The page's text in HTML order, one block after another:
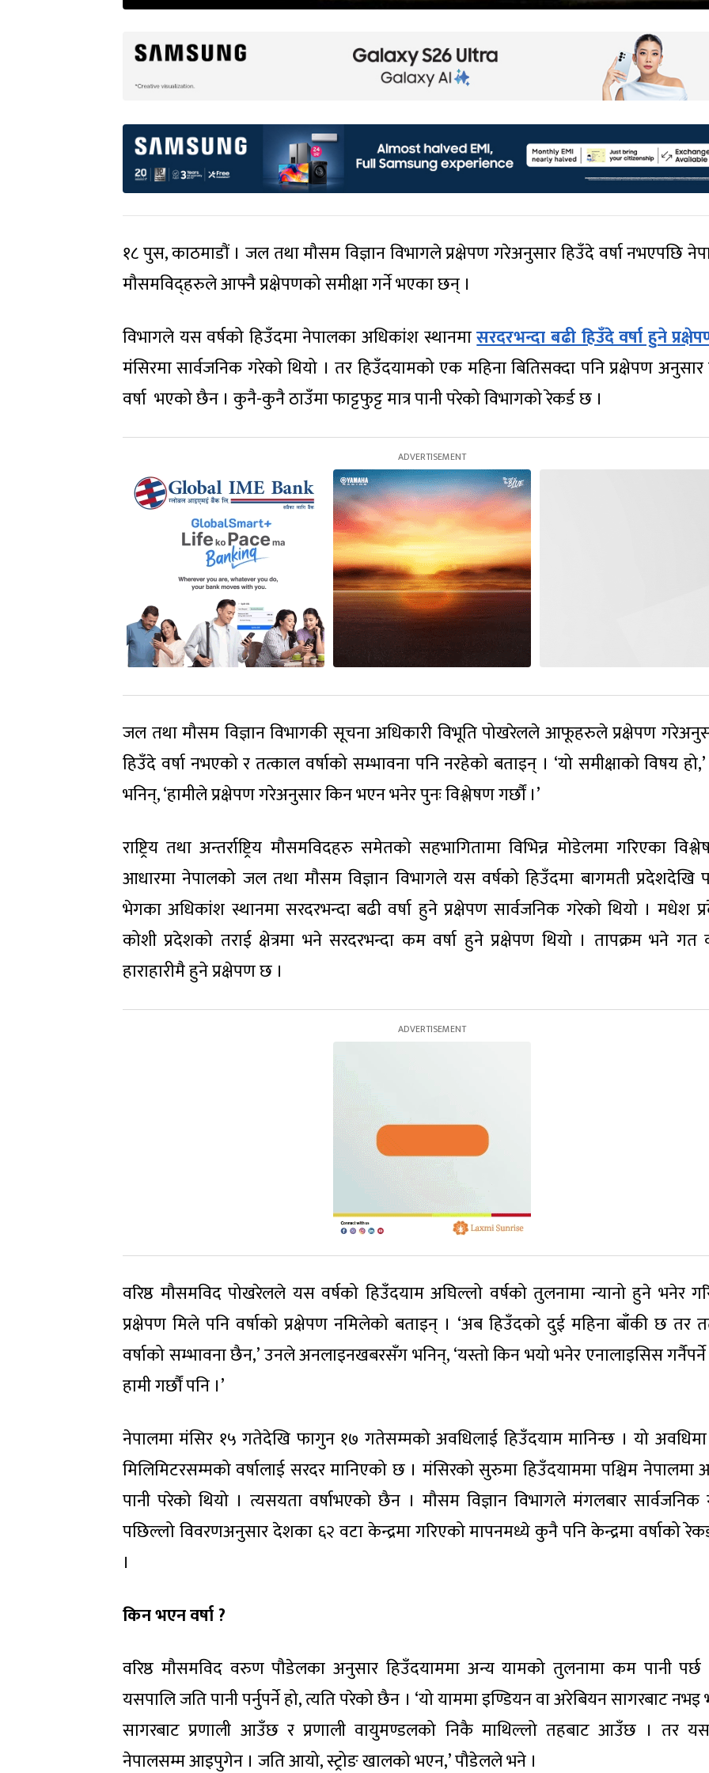
१८ पुस, काठमाडौं । जल तथा मौसम विज्ञान विभागले प्रक्षेपण गरेअनुसार हिउँदे वर्षा नभएपछि
मौसमविद्हरुले आफ्नै प्रक्षेपणको समीक्षा गर्ने भएका छन् ।
विभागले यस वर्षको हिउँदमा नेपालका अधिकांश स्थानमासरदरभन्दा बढी हिउँदे वर्षा हुने
मंसिरमा सार्वजनिक गरेको थियो । तर हिउँदयामको एक महिना बितिसक्दा पनि प्रक्षेपण
वर्षा भएको छैन । कुनै-कुनै ठाउँमा फाट्टफुट्ट मात्र पानी परेको विभागको रेकर्ड छ ।
जल तथा मौसम विज्ञान विभागकी सूचना अधिकारी विभूति पोखरेलले आफूहरुले प्रक्षेपण
हिउँदे वर्षा नभएको र तत्काल वर्षाको सम्भावना पनि नरहेको बताइन् । ‘यो समीक्षाको विषय
भनिन्, ‘हामीले प्रक्षेपण गरेअनुसार किन भएन भनेर पुनः विश्लेषण गर्छौं ।’
राष्ट्रिय तथा अन्तर्राष्ट्रिय मौसमविदहरु समेतको सहभागितामा विभिन्न मोडेलमा गरिएका
आधारमा नेपालको जल तथा मौसम विज्ञान विभागले यस वर्षको हिउँदमा बागमती प्रदेशदेखि
भेगका अधिकांश स्थानमा सरदरभन्दा बढी वर्षा हुने प्रक्षेपण सार्वजनिक गरेको थियो । मधेश
कोशी प्रदेशको तराई क्षेत्रमा भने सरदरभन्दा कम वर्षा हुने प्रक्षेपण थियो । तापक्रम भने गत
हाराहारीमै हुने प्रक्षेपण छ ।
वरिष्ठ मौसमविद पोखरेलले यस वर्षको हिउँदयाम अघिल्लो वर्षको तुलनामा न्यानो हुने भनेर
प्रक्षेपण मिले पनि वर्षाको प्रक्षेपण नमिलेको बताइन् । ‘अब हिउँदको दुई महिना बाँकी छ तर
वर्षाको सम्भावना छैन,’ उनले अनलाइनखबरसँग भनिन्, ‘यस्तो किन भयो भनेर एनालाइसिस
हामी गर्छौं पनि ।’
नेपालमा मंसिर १५ गतेदेखि फागुन १७ गतेसम्मको अवधिलाई हिउँदयाम मानिन्छ । यो
मिलिमिटरसम्मको वर्षालाई सरदर मानिएको छ । मंसिरको सुरुमा हिउँदयाममा पश्चिम नेपालमा
पानी परेको थियो । त्यसयता वर्षाभएको छैन । मौसम विज्ञान विभागले मंगलबार सार्वजनिक
पछिल्लो विवरणअनुसार देशका ६२ वटा केन्द्रमा गरिएको मापनमध्ये कुनै पनि केन्द्रमा वर्षाको
।
किन भएन वर्षा ?
वरिष्ठ मौसमविद वरुण पौडेलका अनुसार हिउँदयाममा अन्य यामको तुलनामा कम पानी
यसपालि जति पानी पर्नुपर्ने हो, त्यति परेको छैन । ‘यो याममा इण्डियन वा अरेबियन सागरबाट
सागरबाट प्रणाली आउँछ र प्रणाली वायुमण्डलको निकै माथिल्लो तहबाट आउँछ । तर
नेपालसम्म आइपुगेन । जति आयो, स्ट्रोङ खालको भएन,’ पौडेलले भने ।